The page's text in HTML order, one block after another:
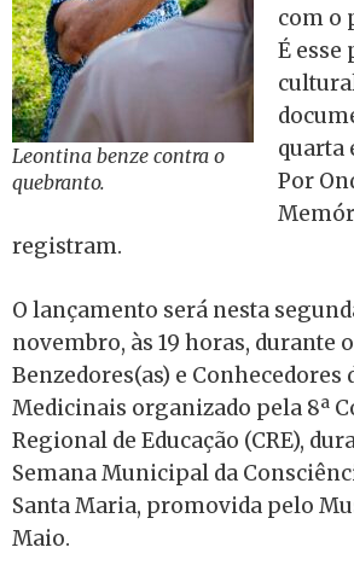
Leontina benze contra o
quebranto.
com o
É
quarta
Por
registram.
O lançamento será nesta
novembro, às 19 horas, durante
Benzedores(as) e Conhecedores
Medicinais organizado pela 8ª
Regional de Educação (CRE),
Semana Municipal da
Santa Maria, promovida pelo
Maio.